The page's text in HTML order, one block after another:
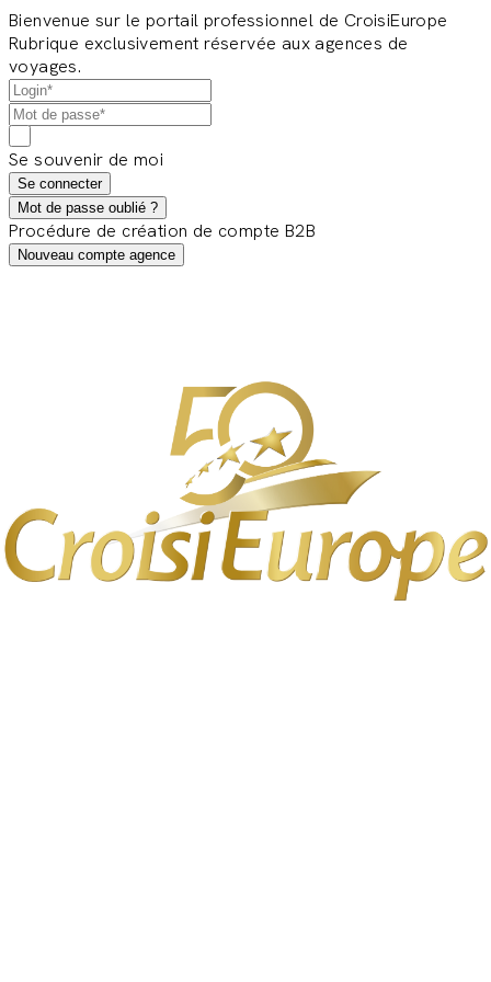
Bienvenue sur le portail professionnel de CroisiEurope
Rubrique exclusivement réservée aux agences de
voyages.
Se souvenir de moi
Se connecter
Mot de passe oublié ?
Procédure de création de compte B2B
Nouveau compte agence